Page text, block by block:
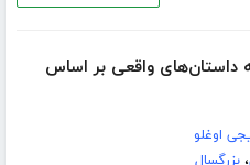
داستان‌های واقعی بر اساس
اوغلو
،بزرگسال